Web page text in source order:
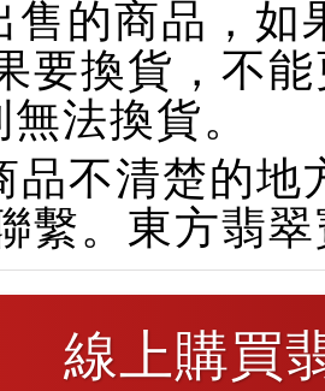
售的商品，
要換貨，不
法換貨。
品不清楚的地
繫。東方翡
線上購買